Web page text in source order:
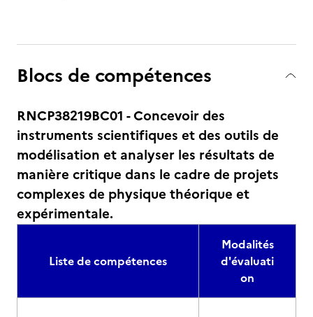
Blocs de compétences
RNCP38219BC01 - Concevoir des
instruments scientifiques et des outils de
modélisation et analyser les résultats de
manière critique dans le cadre de projets
complexes de physique théorique et
expérimentale.
Liste de compétences
Modalités
d'évaluati
on